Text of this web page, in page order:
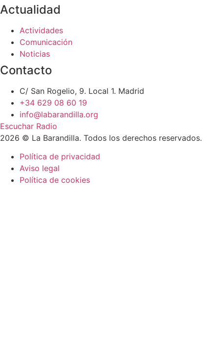
Actualidad
Actividades
Comunicación
Noticias
Contacto
C/ San Rogelio, 9. Local 1. Madrid
+34 629 08 60 19
info@labarandilla.org
Escuchar Radio
2026 © La Barandilla. Todos los derechos reservados.
Política de privacidad
Aviso legal
Política de cookies